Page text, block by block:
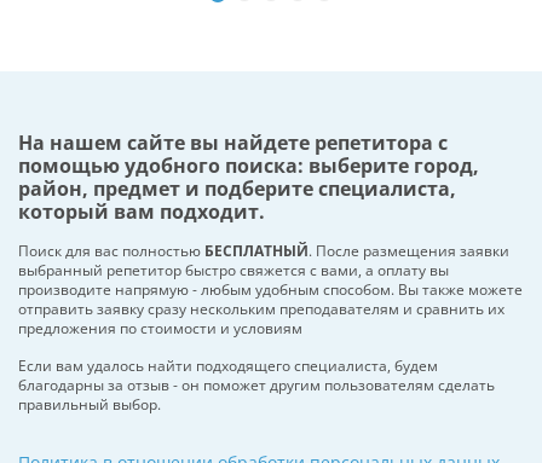
На нашем сайте вы найдете репетитора с
помощью удобного поиска: выберите город,
район, предмет и подберите специалиста,
который вам подходит.
Поиск для вас полностью БЕСПЛАТНЫЙ. После размещения заявки
выбранный репетитор быстро свяжется с вами, а оплату вы
производите напрямую - любым удобным способом. Вы также можете
отправить заявку сразу нескольким преподавателям и сравнить их
предложения по стоимости и условиям
Если вам удалось найти подходящего специалиста, будем
благодарны за отзыв - он поможет другим пользователям сделать
правильный выбор.